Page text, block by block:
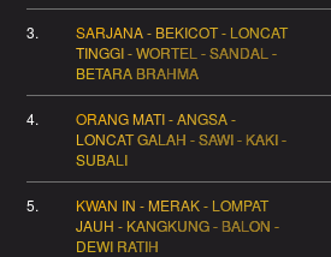
3.
SARJANA - BEKICOT - LONCAT
TINGGI - WORTEL - SANDAL -
BETARA BRAHMA
4.
ORANG MATI - ANGSA -
LONCAT GALAH - SAWI - KAKI -
SUBALI
5.
KWAN IN - MERAK - LOMPAT
JAUH - KANGKUNG - BALON -
DEWI RATIH